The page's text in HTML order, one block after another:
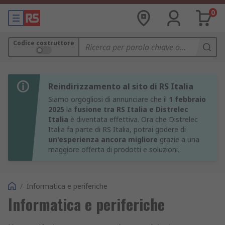
0
Codice costruttore
Reindirizzamento al sito di RS Italia
Siamo orgogliosi di annunciare che il 1 febbraio
2025 la fusione tra RS Italia e Distrelec
Italia è diventata effettiva. Ora che Distrelec
Italia fa parte di RS Italia, potrai godere di
un'esperienza ancora migliore grazie a una
maggiore offerta di prodotti e soluzioni.
/ Informatica e periferiche
Informatica e periferiche